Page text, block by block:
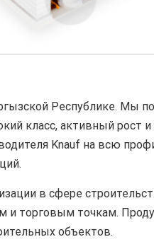
Республике. Мы
класс, активный рост
Knauf на всю
в сфере
и торговым точкам.
объектов.